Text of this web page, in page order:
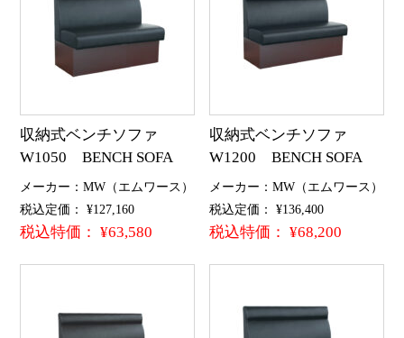
収納式ベンチソファ
W1050 BENCH SOFA
メーカー：MW（エムワース）
税込定価： ¥127,160
税込特価： ¥63,580
収納式ベンチソファ
W1200 BENCH SOFA
メーカー：MW（エムワース）
税込定価： ¥136,400
税込特価： ¥68,200